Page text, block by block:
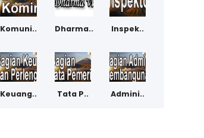
Komuni.. Dharma.. Inspek..
Keuang.. Tata P.. Admini..